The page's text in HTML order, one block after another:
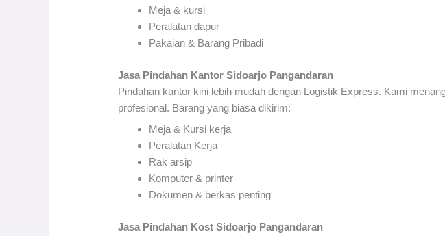
Meja & kursi
Peralatan dapur
Pakaian & Barang Pribadi
Jasa Pindahan Kantor Sidoarjo Pangandaran
Pindahan kantor kini lebih mudah dengan Logistik Express. Kami
profesional. Barang yang biasa dikirim:
Meja & Kursi kerja
Peralatan Kerja
Rak arsip
Komputer & printer
Dokumen & berkas penting
Jasa Pindahan Kost Sidoarjo Pangandaran